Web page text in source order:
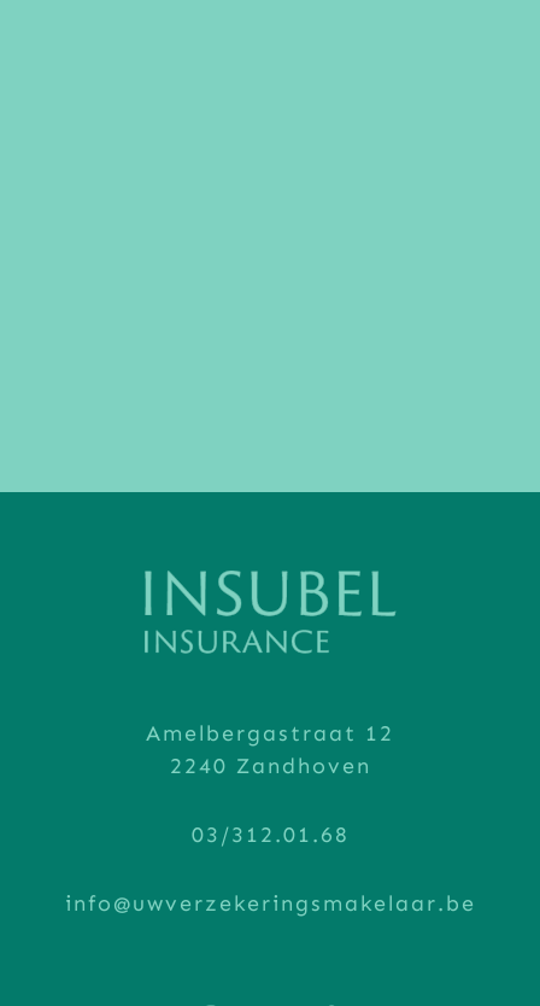
Amelbergastraat 12
2240 Zandhoven
03/312.01.68
info@uwverzekeringsmakelaar.be